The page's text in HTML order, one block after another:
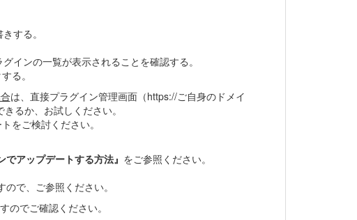
する。
インの一覧が表示されることを確認する。
る。
は、直接プラグイン管理画面（https://ご自身のドメイ
るか、お試しください。
をご検討ください。
アップデートする方法』 をご参照ください。
で、ご参照ください。
のでご確認ください。